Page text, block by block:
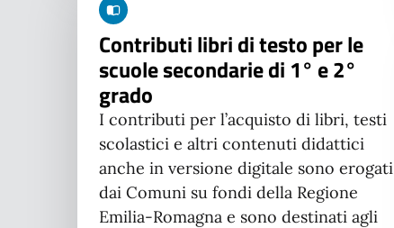
Contributi libri di testo per le
scuole secondarie di 1° e 2°
grado
I contributi per l’acquisto di libri, testi
scolastici e altri contenuti didattici
anche in versione digitale sono erogati
dai Comuni su fondi della Regione
Emilia-Romagna e sono destinati agli